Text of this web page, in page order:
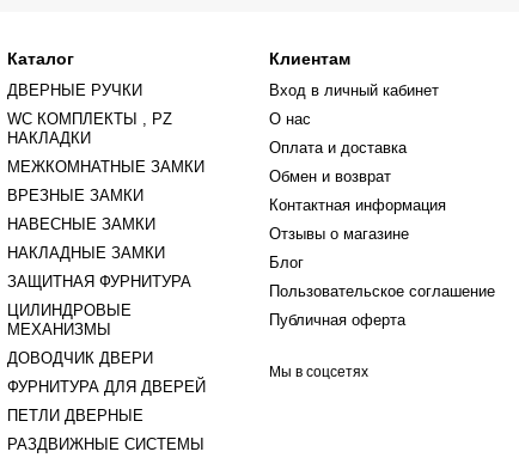
Каталог
ДВЕРНЫЕ РУЧКИ
WC КОМПЛЕКТЫ , PZ
НАКЛАДКИ
МЕЖКОМНАТНЫЕ ЗАМКИ
ВРЕЗНЫЕ ЗАМКИ
НАВЕСНЫЕ ЗАМКИ
НАКЛАДНЫЕ ЗАМКИ
ЗАЩИТНАЯ ФУРНИТУРА
ЦИЛИНДРОВЫЕ
МЕХАНИЗМЫ
ДОВОДЧИК ДВЕРИ
ФУРНИТУРА ДЛЯ ДВЕРЕЙ
ПЕТЛИ ДВЕРНЫЕ
РАЗДВИЖНЫЕ СИСТЕМЫ
Клиентам
Вход в личный кабинет
О нас
Оплата и доставка
Обмен и возврат
Контактная информация
Отзывы о магазине
Блог
Пользовательское соглашение
Публичная оферта
Мы в соцсетях